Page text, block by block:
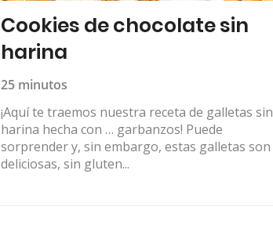
Cookies de chocolate sin
harina
25 minutos
¡Aquí te traemos nuestra receta de galletas sin
harina hecha con … garbanzos! Puede
sorprender y, sin embargo, estas galletas son
deliciosas, sin gluten...